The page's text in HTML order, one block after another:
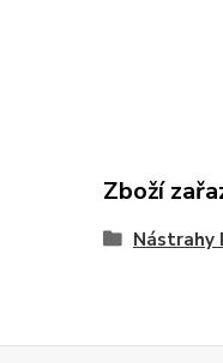
Zboží
Nástrahy